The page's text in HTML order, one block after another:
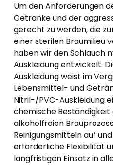
Um den Anforderungen
Getränke und der
gerecht zu werden, die
einer sterilen Braumilieu
haben wir den Schlauch
Auskleidung entwickelt.
Auskleidung weist im
Lebensmittel- und
Nitril-/PVC-Auskleidung
chemische
alkoholfreien
Reinigungsmitteln auf
erforderliche Flexibilität
langfristigen Einsatz in